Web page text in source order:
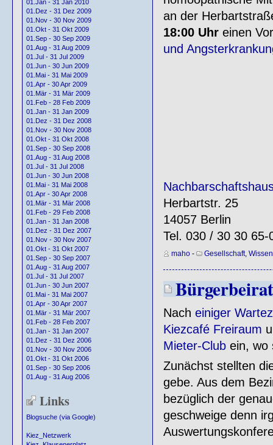
01.Jan - 31 Jan 2010
01.Dez - 31 Dez 2009
01.Nov - 30 Nov 2009
01.Okt - 31 Okt 2009
01.Sep - 30 Sep 2009
01.Aug - 31 Aug 2009
01.Jul - 31 Jul 2009
01.Jun - 30 Jun 2009
01.Mai - 31 Mai 2009
01.Apr - 30 Apr 2009
01.Mär - 31 Mär 2009
01.Feb - 28 Feb 2009
01.Jan - 31 Jan 2009
01.Dez - 31 Dez 2008
01.Nov - 30 Nov 2008
01.Okt - 31 Okt 2008
01.Sep - 30 Sep 2008
01.Aug - 31 Aug 2008
01.Jul - 31 Jul 2008
01.Jun - 30 Jun 2008
01.Mai - 31 Mai 2008
01.Apr - 30 Apr 2008
01.Mär - 31 Mär 2008
01.Feb - 29 Feb 2008
01.Jan - 31 Jan 2008
01.Dez - 31 Dez 2007
01.Nov - 30 Nov 2007
01.Okt - 31 Okt 2007
01.Sep - 30 Sep 2007
01.Aug - 31 Aug 2007
01.Jul - 31 Jul 2007
01.Jun - 30 Jun 2007
01.Mai - 31 Mai 2007
01.Apr - 30 Apr 2007
01.Mär - 31 Mär 2007
01.Feb - 28 Feb 2007
01.Jan - 31 Jan 2007
01.Dez - 31 Dez 2006
01.Nov - 30 Nov 2006
01.Okt - 31 Okt 2006
01.Sep - 30 Sep 2006
01.Aug - 31 Aug 2006
Links
Blogsuche (via Google)
Kiez_Netzwerk
an der
18:00 Uhreinen
und
Herbartstr. 25
14057 Berlin
Tel. 030 / 30 30 65-
maho- Gesellschaft,
Nach einiger
Kiezcafé Freiraum
Mieter-Clubein, wo
Zunächst stellten
gebe. Aus dem
bezüglich der
geschweige denn